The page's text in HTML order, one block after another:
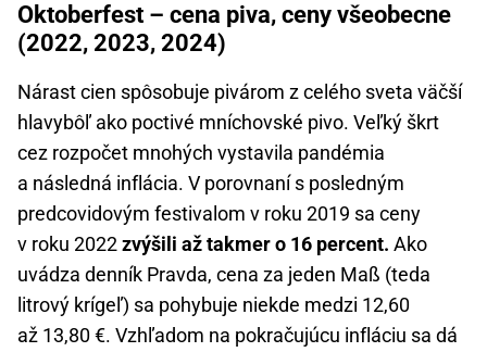
Oktoberfest – cena piva, ceny všeobecne
(2022, 2023, 2024)
Nárast cien spôsobuje pivárom z celého sveta väčší
hlavybôľ ako poctivé mníchovské pivo. Veľký škrt
cez rozpočet mnohých vystavila pandémia
a následná inflácia. V porovnaní s posledným
predcovidovým festivalom v roku 2019 sa ceny
v roku 2022zvýšili až takmer o 16 percent. Ako
uvádza denník Pravda, cena za jeden Maß (teda
litrový krígeľ) sa pohybuje niekde medzi 12,60
až 13,80 €. Vzhľadom na pokračujúcu infláciu sa dá